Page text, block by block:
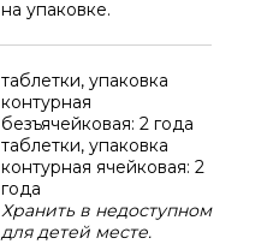
на упаковке.
таблетки, упаковка
контурная
безъячейковая: 2 года
таблетки, упаковка
контурная ячейковая: 2
года
Хранить в недоступном
для детей месте.